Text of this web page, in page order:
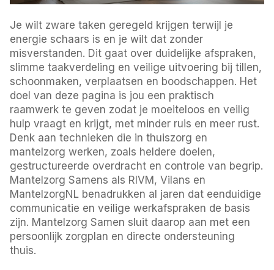
Je wilt zware taken geregeld krijgen terwijl je
energie schaars is en je wilt dat zonder
misverstanden. Dit gaat over duidelijke afspraken,
slimme taakverdeling en veilige uitvoering bij tillen,
schoonmaken, verplaatsen en boodschappen. Het
doel van deze pagina is jou een praktisch
raamwerk te geven zodat je moeiteloos en veilig
hulp vraagt en krijgt, met minder ruis en meer rust.
Denk aan technieken die in thuiszorg en
mantelzorg werken, zoals heldere doelen,
gestructureerde overdracht en controle van begrip.
Mantelzorg Samens als RIVM, Vilans en
MantelzorgNL benadrukken al jaren dat eenduidige
communicatie en veilige werkafspraken de basis
zijn. Mantelzorg Samen sluit daarop aan met een
persoonlijk zorgplan en directe ondersteuning
thuis.